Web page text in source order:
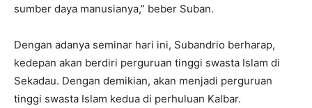
sumber daya manusianya,” beber Suban.
Dengan adanya seminar hari ini, Subandrio berharap,
kedepan akan berdiri perguruan tinggi swasta Islam di
Sekadau. Dengan demikian, akan menjadi perguruan
tinggi swasta Islam kedua di perhuluan Kalbar.